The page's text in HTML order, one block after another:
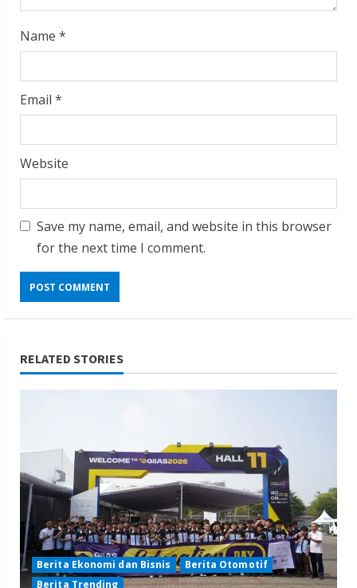
g
Name *
Email *
Website
Save my name, email, and website in this browser
for the next time I comment.
RELATED STORIES
Berita Ekonomi dan Bisnis
Berita Otomotif
Berita Trending